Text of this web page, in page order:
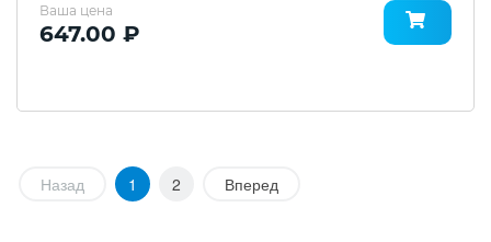
Ваша цена
647.00 ₽
Назад 1 2 Вперед